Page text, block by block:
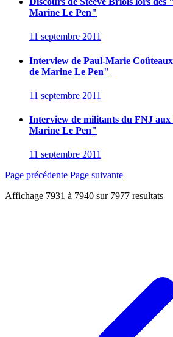
Marine Le Pen"
11 septembre 2011
Interview de Paul-Marie
de Marine Le Pen"
11 septembre 2011
Interview de militants du FNJ aux
Marine Le Pen"
11 septembre 2011
Page précédente Page suivante
Affichage 7931 à 7940 sur 7977 resultats